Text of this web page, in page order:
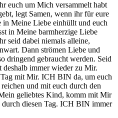
euch um Mich versammelt habt
legt Samen, wenn ihr für eure
in Meine Liebe einhüllt und euch
in Meine barmherzige Liebe
seid dabei niemals alleine,
Dann strömen Liebe und
dringend gebraucht werden. Seid
deshalb immer wieder zu Mir.
mit Mir. ICH BIN da, um euch
und mit euch durch den
geliebtes Kind, komm mit Mir
diesen Tag. ICH BIN immer